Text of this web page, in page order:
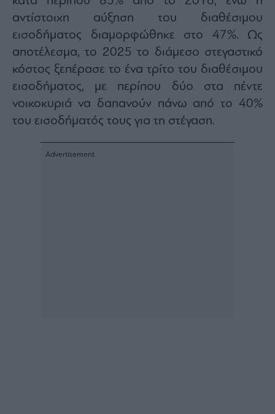
αντίστοιχη αύξηση του διαθέσιμου
εισοδήματος διαμορφώθηκε στο 47%. Ως
αποτέλεσμα, το 2025 το διάμεσο στεγαστικό
κόστος ξεπέρασε το ένα τρίτο του διαθέσιμου
εισοδήματος, με περίπου δύο στα πέντε
νοικοκυριά να δαπανούν πάνω από το 40%
του εισοδήματός τους για τη στέγαση.